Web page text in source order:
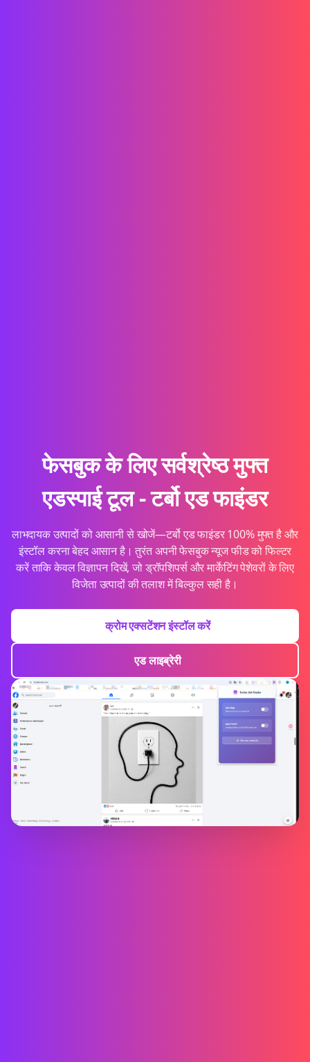
फेसबुक के लिए सर्वश्रेष्ठ मुफ्त
एडस्पाई टूल - टर्बो एड फाइंडर
लाभदायक उत्पादों को आसानी से खोजें—टर्बो एड फाइंडर 100% मुफ्त है और
इंस्टॉल करना बेहद आसान है। तुरंत अपनी फेसबुक न्यूज फीड को फिल्टर
करें ताकि केवल विज्ञापन दिखें, जो ड्रॉपशिपर्स और मार्केटिंग पेशेवरों के लिए
विजेता उत्पादों की तलाश में बिल्कुल सही है।
क्रोम एक्सटेंशन इंस्टॉल करें
एड लाइब्रेरी